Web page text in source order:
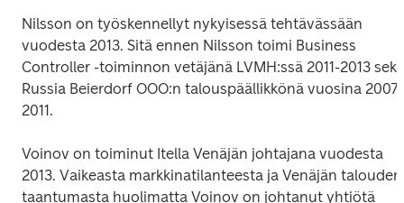
Nilsson on työskennellyt nykyisessä tehtävässään
vuodesta 2013. Sitä ennen Nilsson toimi Business
Controller -toiminnon vetäjänä LVMH:ssä 2011-2013 sekä
Russia Beierdorf OOO:n talouspäällikkönä vuosina 2007-
2011.
Voinov on toiminut Itella Venäjän johtajana vuodesta
2013. Vaikeasta markkinatilanteesta ja Venäjän talouden
taantumasta huolimatta Voinov on johtanut yhtiötä